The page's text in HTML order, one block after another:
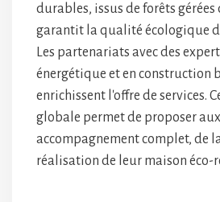
durables, issus de forêts
garantit la qualité écologique
Les partenariats avec des
énergétique et en construction
enrichissent l'offre de services.
globale permet de proposer
accompagnement complet, de
réalisation de leur maison éco-